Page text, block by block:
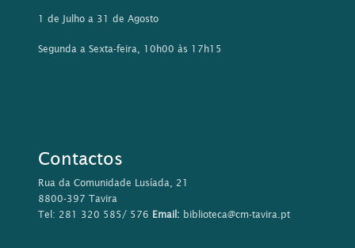
1 de Julho a 31 de Agosto
Segunda a Sexta-feira, 10h00 às 17h15
Contactos
Rua da Comunidade Lusíada, 21
8800-397 Tavira
Tel: 281 320 585/ 576 Email: biblioteca@cm-tavira.pt